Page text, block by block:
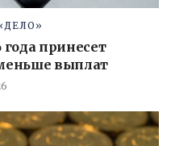
принесет
выплат